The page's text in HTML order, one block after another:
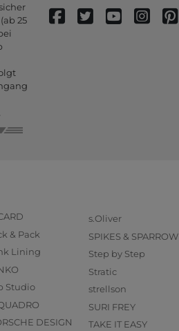
25
& Pack
Lining
Studio
DESIGN
s.Oliver
SPIKES & SPARROW
Step by Step
Stratic
strellson
SURI FREY
TAKE IT EASY